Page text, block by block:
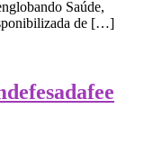
Saúde,
de […]